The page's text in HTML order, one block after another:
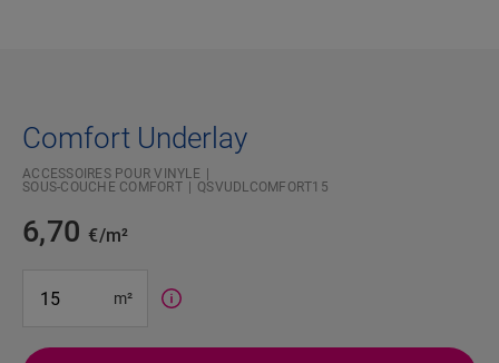
Comfort Underlay
ACCESSOIRES POUR VINYLE
SOUS-COUCHE COMFORT
QSVUDLCOMFORT15
6,70€/m²
m²